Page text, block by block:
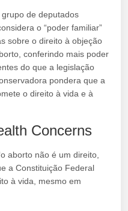
de deputados
o “poder familiar”
sobre o direito à objeção
conferindo mais poder
do que a legislação
pondera que a
o direito à vida e à
Concerns
aborto não é um direito,
a Constituição Federal
à vida, mesmo em